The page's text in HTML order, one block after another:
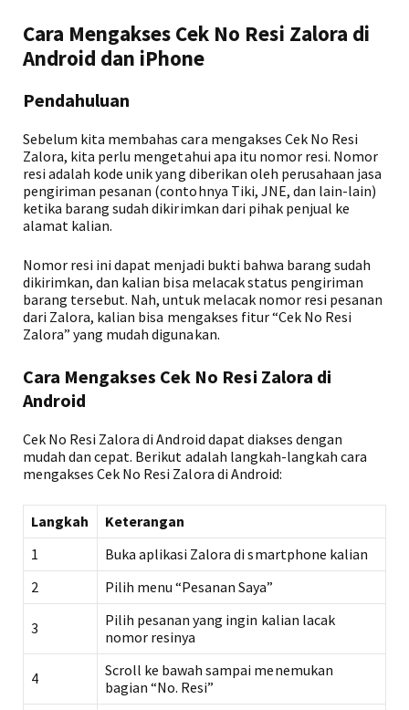
Cara Mengakses Cek No Resi Zalora di
Android dan iPhone
Pendahuluan
Sebelum kita membahas cara mengakses Cek No Resi
Zalora, kita perlu mengetahui apa itu nomor resi. Nomor
resi adalah kode unik yang diberikan oleh perusahaan jasa
pengiriman pesanan (contohnya Tiki, JNE, dan lain-lain)
ketika barang sudah dikirimkan dari pihak penjual ke
alamat kalian.
Nomor resi ini dapat menjadi bukti bahwa barang sudah
dikirimkan, dan kalian bisa melacak status pengiriman
barang tersebut. Nah, untuk melacak nomor resi pesanan
dari Zalora, kalian bisa mengakses fitur “Cek No Resi
Zalora” yang mudah digunakan.
Cara Mengakses Cek No Resi Zalora di
Android
Cek No Resi Zalora di Android dapat diakses dengan
mudah dan cepat. Berikut adalah langkah-langkah cara
mengakses Cek No Resi Zalora di Android:
Langkah
Keterangan
1
Buka aplikasi Zalora di smartphone kalian
2
Pilih menu “Pesanan Saya”
3
Pilih pesanan yang ingin kalian lacak
nomor resinya
4
Scroll ke bawah sampai menemukan
bagian “No. Resi”